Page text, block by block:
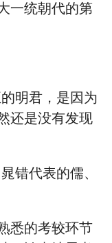
一统朝代的第
明君，是因为
还是没有发现
错代表的儒、
悉的考较环节